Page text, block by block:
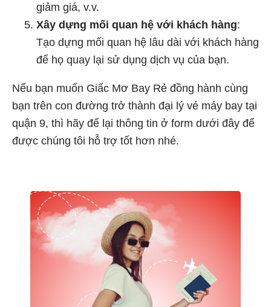
giảm giá, v.v.
Xây dựng mối quan hệ với khách hàng:
Tạo dựng mối quan hệ lâu dài với khách hàng
để họ quay lại sử dụng dịch vụ của bạn.
Nếu bạn muốn Giấc Mơ Bay Rẻ đồng hành cùng
bạn trên con đường trở thành đại lý vé máy bay tại
quận 9, thì hãy để lại thông tin ở form dưới đây để
được chúng tôi hỗ trợ tốt hơn nhé.